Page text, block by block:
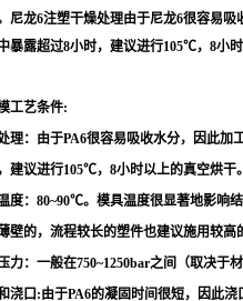
尼龙6注塑干燥处理由于尼龙6很容易
暴露超过8小时，建议进行105℃，8小
工艺条件:
理：由于PA6很容易吸收水分，因此
建议进行105℃，8小时以上的真空烘干
度：80~90℃。模具温度很显著地影响
壁的，流程较长的塑件也建议施用较
力：一般在750~1250bar之间（取决于
浇口:由于PA6的凝固时间很短，因此